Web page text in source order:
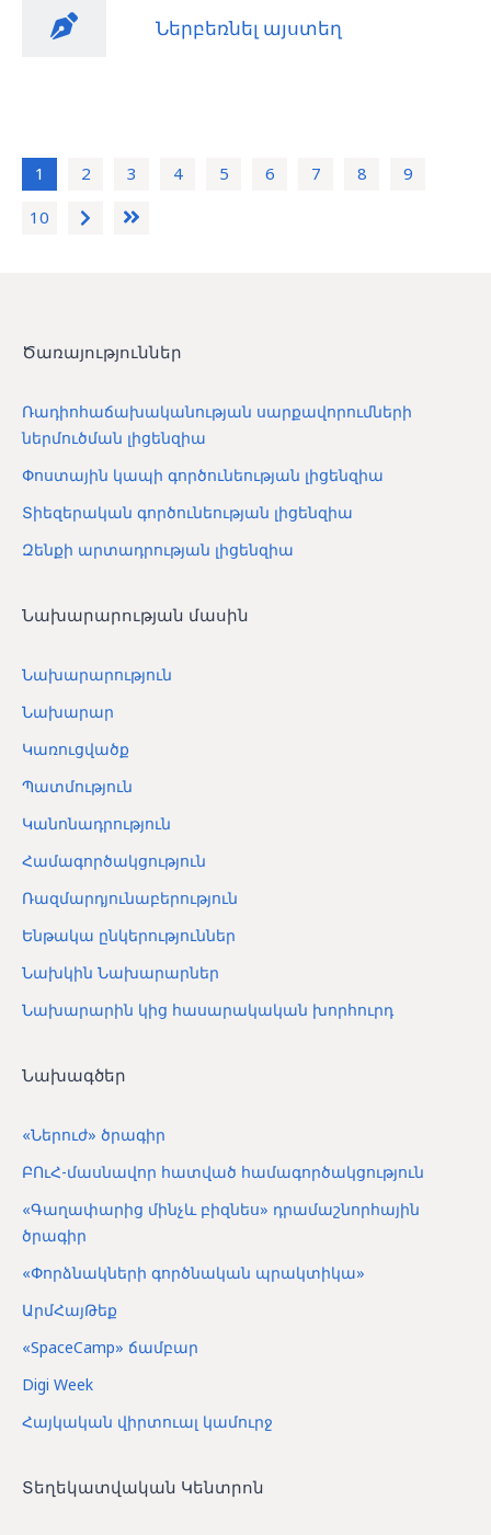
Ներբեռնել այստեղ
1 2 3 4 5 6 7 8
9
10
Ծառայություններ
Ռադիոհաճախականության սարքավորումների
ներմուծման լիցենզիա
Փոստային կապի գործունեության լիցենզիա
Տիեզերական գործունեության լիցենզիա
Զենքի արտադրության լիցենզիա
Նախարարության մասին
Նախարարություն
Նախարար
Կառուցվածք
Պատմություն
Կանոնադրություն
Համագործակցություն
Ռազմարդյունաբերություն
Ենթակա ընկերություններ
Նախկին Նախարարներ
Նախարարին կից հասարակական խորհուրդ
Նախագծեր
«Ներուժ» ծրագիր
ԲՈւՀ-մասնավոր հատված համագործակցություն
«Գաղափարից մինչև բիզնես» դրամաշնորհային
ծրագիր
«Փորձնակների գործնական պրակտիկա»
ԱրմՀայԹեք
«SpaceCamp» ճամբար
Digi Week
Հայկական վիրտուալ կամուրջ
Տեղեկատվական Կենտրոն